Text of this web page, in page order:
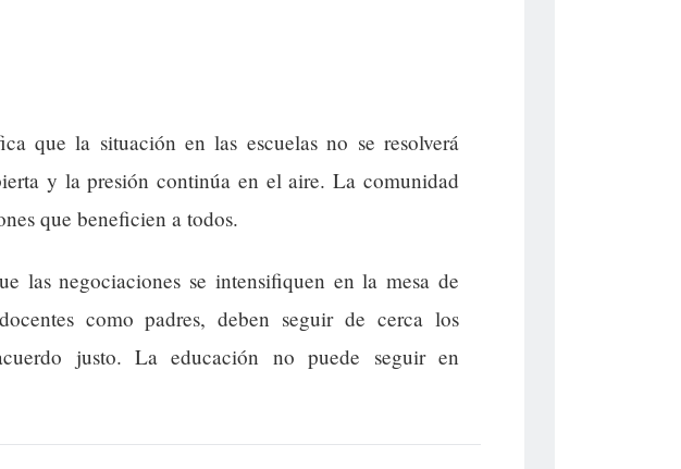
que la situación en las escuelas no se resolverá
y la presión continúa en el aire. La comunidad
que beneficien a todos.
las negociaciones se intensifiquen en la mesa de
como padres, deben seguir de cerca los
justo. La educación no puede seguir en